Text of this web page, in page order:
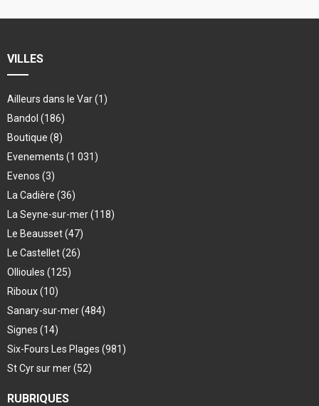
VILLES
Ailleurs dans le Var(1)
Bandol (186)
Boutique (8)
Evenements (1 031)
Evenos (3)
La Cadière (36)
La Seyne-sur-mer(118)
Le Beausset(47)
Le Castellet(26)
Ollioules (125)
Riboux(10)
Sanary-sur-mer(484)
Signes (14)
Six-Fours Les Plages (981)
St Cyr sur mer(52)
RUBRIQUES